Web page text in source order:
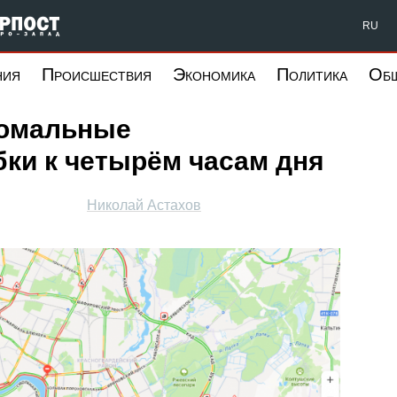
Форпост Северо-Запад RU
Происшествия Экономика Политика
к четырём часам дня
Николай Астахов